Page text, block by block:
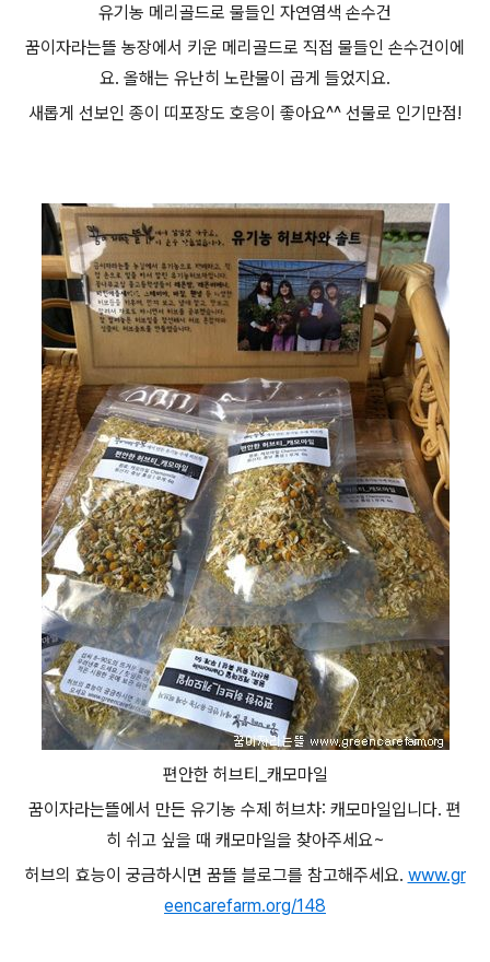
유기농 메리골드로 물들인 자연염색 손수건
꿈이자라는뜰 농장에서 키운 메리골드로 직접 물들인 손수건이에
요. 올해는 유난히 노란물이 곱게 들었지요.
새롭게 선보인 종이 띠포장도 호응이 좋아요^^ 선물로 인기만점!
편안한 허브티_캐모마일
꿈이자라는뜰에서 만든 유기농 수제 허브차: 캐모마일입니다. 편
히 쉬고 싶을 때 캐모마일을 찾아주세요~
허브의 효능이 궁금하시면 꿈뜰 블로그를 참고해주세요. www.gr
eencarefarm.org/148